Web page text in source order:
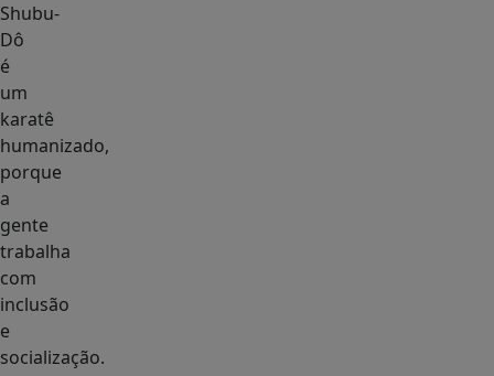
Shubu-
Dô
é
um
karatê
humanizado,
porque
a
gente
trabalha
com
inclusão
e
socialização.